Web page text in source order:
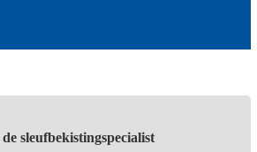
sleufbekistingspecialist